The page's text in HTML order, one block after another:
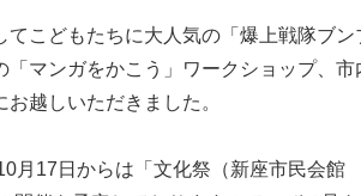
こどもたちに大人気の「爆上戦隊ブン
マンガをかこう」ワークショップ、市
越しいただきました。
月17日からは「文化祭（新座市民会館